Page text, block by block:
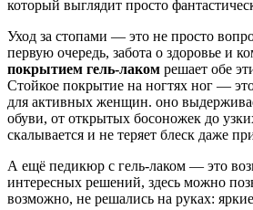
который выглядит просто
Уход за стопами — это не просто
первую очередь, забота о здоровье и
покрытием гель-лаком решает обе
Стойкое покрытие на ногтях ног —
для активных женщин. оно
обуви, от открытых босоножек до
скалывается и не теряет блеск даже
А ещё педикюр с гель-лаком — это
интересных решений, здесь можно
возможно, не решались на руках: